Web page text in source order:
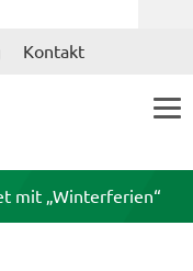
Kontakt
mit „Winterferien“